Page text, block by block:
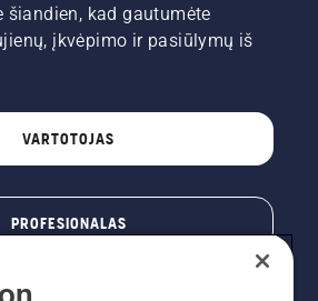
šiandien, kad gautumėte
įkvėpimo ir pasiūlymų iš
VARTOTOJAS
PROFESIONALAS